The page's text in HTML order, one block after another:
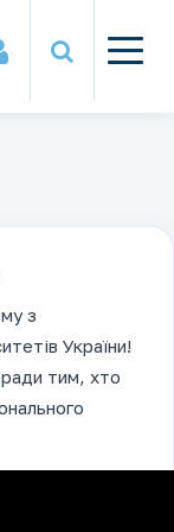
з
України!
тим, хто